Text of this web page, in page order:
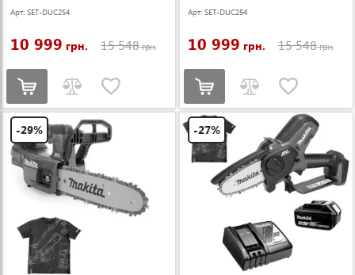
Арт: SET-DUC254
10 999 грн. 15 548грн.
Арт: SET-DUC254
10 999 грн. 15 548грн.
-29% -27%